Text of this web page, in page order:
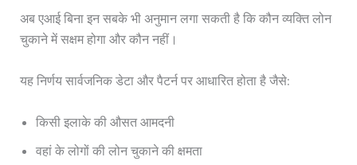
अब एआई बिना इन सबके भी अनुमान लगा सकती है कि कौन व्यक्ति लोन
चुकाने में सक्षम होगा और कौन नहीं।
यह निर्णय सार्वजनिक डेटा और पैटर्न पर आधारित होता है जैसे:
किसी इलाके की औसत आमदनी
वहां के लोगों की लोन चुकाने की क्षमता